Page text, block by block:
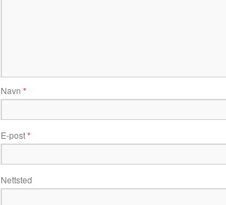
Navn *
E-post*
Nettsted